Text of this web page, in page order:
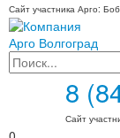
Сайт участника Арго:
8
Сайт